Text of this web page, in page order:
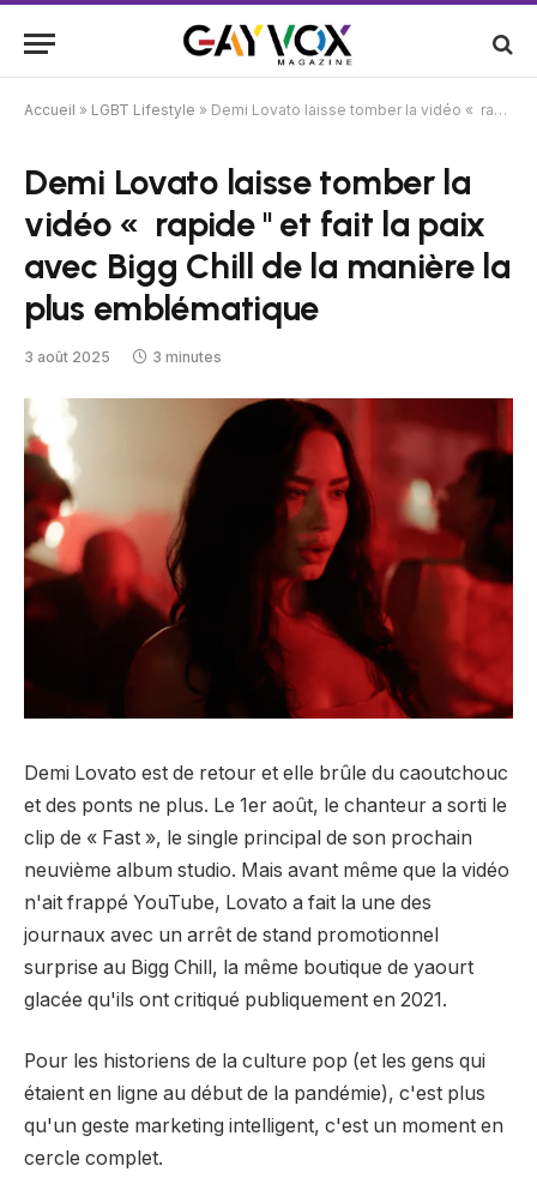
Accueil » LGBT Lifestyle » Demi Lovato laisse tomber la vidéo « rapide '' et fait la paix avec Bigg Chill de la manière la plus emblématique
Demi Lovato laisse tomber la
vidéo « rapide '' et fait la paix
avec Bigg Chill de la manière la
plus emblématique
3 août 2025 3 minutes
Demi Lovato est de retour et elle brûle du caoutchouc
et des ponts ne plus. Le 1er août, le chanteur a sorti le
clip de « Fast », le single principal de son prochain
neuvième album studio. Mais avant même que la vidéo
n'ait frappé YouTube, Lovato a fait la une des
journaux avec un arrêt de stand promotionnel
surprise au Bigg Chill, la même boutique de yaourt
glacée qu'ils ont critiqué publiquement en 2021.
Pour les historiens de la culture pop (et les gens qui
étaient en ligne au début de la pandémie), c'est plus
qu'un geste marketing intelligent, c'est un moment en
cercle complet.